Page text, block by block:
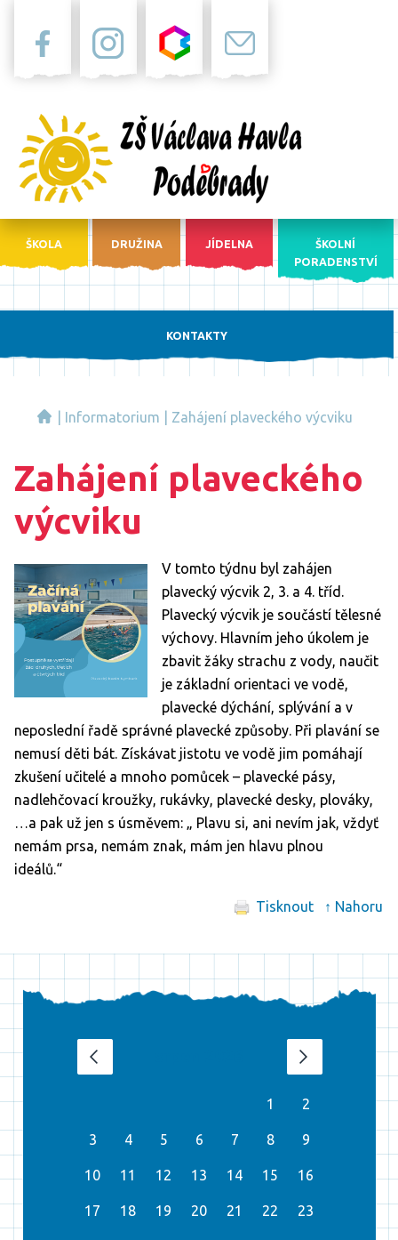
ŠKOLA DRUŽINA JÍDELNA
ŠKOLNÍ
PORADENSTVÍ
KONTAKTY
Informatorium Zahájení plaveckého výcviku
Zahájení plaveckého
výcviku
V tomto týdnu byl zahájen
plavecký výcvik 2, 3. a 4. tříd.
Plavecký výcvik je součástí tělesné
výchovy. Hlavním jeho úkolem je
zbavit žáky strachu z vody, naučit
je základní orientaci ve vodě,
plavecké dýchání, splývání a v
neposlední řadě správné plavecké způsoby. Při plavání se
nemusí děti bát. Získávat jistotu ve vodě jim pomáhají
zkušení učitelé a mnoho pomůcek – plavecké pásy,
nadlehčovací kroužky, rukávky, plavecké desky, plováky,
…a pak už jen s úsměvem: „ Plavu si, ani nevím jak, vždyť
nemám prsa, nemám znak, mám jen hlavu plnou
ideálů.“
Tisknout ↑ Nahoru
1 2
3 4 5 6 7 8 9
10 11 12 13 14 15 16
17 18 19 20 21 22 23